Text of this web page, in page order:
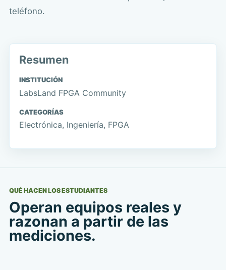
teléfono.
Resumen
INSTITUCIÓN
LabsLand FPGA Community
CATEGORÍAS
Electrónica, Ingeniería, FPGA
QUÉ HACEN LOS ESTUDIANTES
Operan equipos reales y
razonan a partir de las
mediciones.